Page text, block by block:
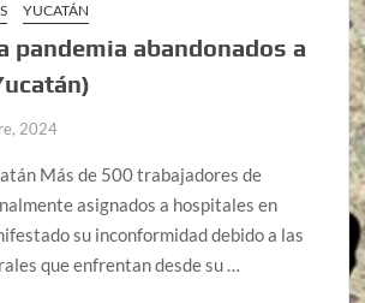
YUCATÁN
pandemia abandonados a
2024
Más de 500 trabajadores de
asignados a hospitales en
su inconformidad debido a las
que enfrentan desde su …